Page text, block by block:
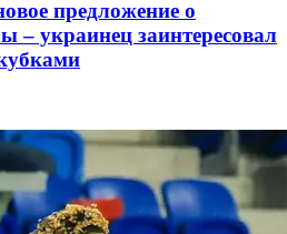
предложение о
– украинец заинтересовал